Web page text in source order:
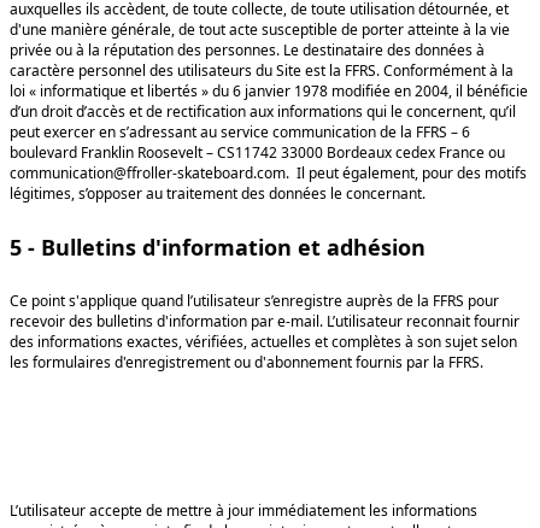
auxquelles ils accèdent, de toute collecte, de toute utilisation détournée, et
d'une manière générale, de tout acte susceptible de porter atteinte à la vie
privée ou à la réputation des personnes. Le destinataire des données à
caractère personnel des utilisateurs du Site est la FFRS. Conformément à la
loi « informatique et libertés » du 6 janvier 1978 modifiée en 2004, il bénéficie
d’un droit d’accès et de rectification aux informations qui le concernent, qu’il
peut exercer en s’adressant au service communication de la FFRS – 6
boulevard Franklin Roosevelt – CS11742 33000 Bordeaux cedex France ou
communication@ffroller-skateboard.com. Il peut également, pour des motifs
légitimes, s’opposer au traitement des données le concernant.
5 - Bulletins d'information et adhésion
Ce point s'applique quand l’utilisateur s’enregistre auprès de la FFRS pour
recevoir des bulletins d'information par e-mail. L’utilisateur reconnait fournir
des informations exactes, vérifiées, actuelles et complètes à son sujet selon
les formulaires d'enregistrement ou d'abonnement fournis par la FFRS.
L’utilisateur accepte de mettre à jour immédiatement les informations